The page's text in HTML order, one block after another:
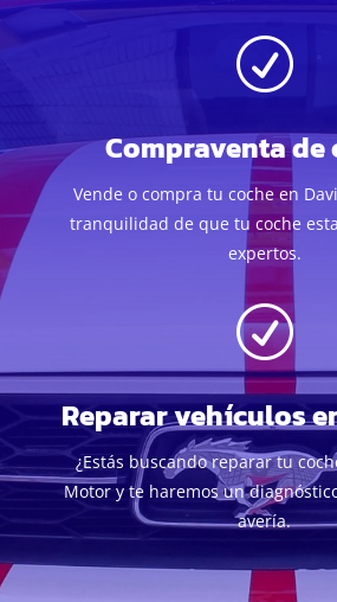
R
Compraventa de
Vende o compra tu coche en
tranquilidad de que tu coche
expertos.
R
Reparar vehículos
¿Estás buscando reparar tu
Motor y te haremos un
avería.